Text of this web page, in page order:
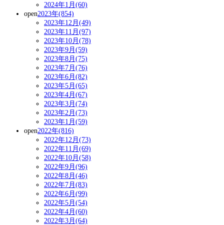
2024年1月(60)
open2023年(854)
2023年12月(49)
2023年11月(97)
2023年10月(78)
2023年9月(59)
2023年8月(75)
2023年7月(76)
2023年6月(82)
2023年5月(65)
2023年4月(67)
2023年3月(74)
2023年2月(73)
2023年1月(59)
open2022年(816)
2022年12月(73)
2022年11月(69)
2022年10月(58)
2022年9月(96)
2022年8月(46)
2022年7月(83)
2022年6月(99)
2022年5月(54)
2022年4月(60)
2022年3月(64)